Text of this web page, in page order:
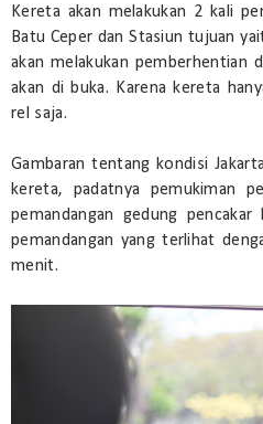
Kereta akan melakukan 2 kali
Batu Ceper dan Stasiun tujuan
akan melakukan
akan di buka. Karena kereta
rel saja.
Gambaran tentang kondisi
kereta, padatnya pemukiman
pemandangan gedung
pemandangan yang terlihat
menit.